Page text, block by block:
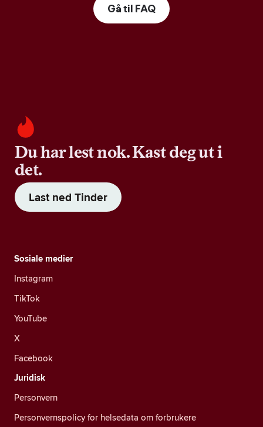
Gå til FAQ
Du har lest nok. Kast deg ut i
det.
Last ned Tinder
Sosiale medier
Instagram
TikTok
YouTube
X
Facebook
Juridisk
Personvern
Personvernspolicy for helsedata om forbrukere